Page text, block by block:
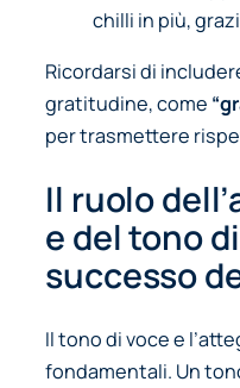
chilli in più,
Ricordarsi di
gratitudine, come
per trasmettere
Il ruolo
e del tono
successo
Il tono di voce e
fondamentali. Un